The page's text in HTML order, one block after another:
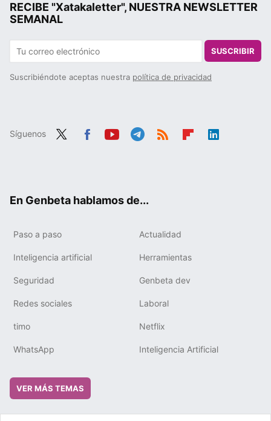
RECIBE "Xatakaletter", NUESTRA NEWSLETTER
SEMANAL
SUSCRIBIR
Suscribiéndote aceptas nuestra política de privacidad
Síguenos
En Genbeta hablamos de...
Paso a paso Actualidad
Inteligencia artificial Herramientas
Seguridad Genbeta dev
Redes sociales Laboral
timo Netflix
WhatsApp Inteligencia Artificial
VER MÁS TEMAS